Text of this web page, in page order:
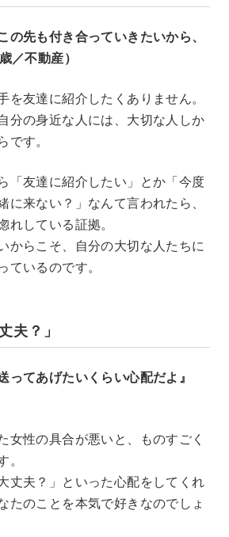
の先も付き合っていきたいから、
／不動産）
を友達に紹介したくありません。
分の身近な人には、大切な人しか
す。
「友達に紹介したい」とか「今度
に来ない？」なんて言われたら、
れしている証拠。
からこそ、自分の大切な人たちに
ているのです。
夫？」
ってあげたいくらい心配だよ』
女性の具合が悪いと、ものすごく
丈夫？」といった心配をしてくれ
たのことを本気で好きなのでしょ